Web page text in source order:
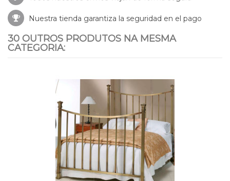
Nuestra tienda garantiza la seguridad en el pago
30 OUTROS PRODUTOS NA MESMA
CATEGORIA: